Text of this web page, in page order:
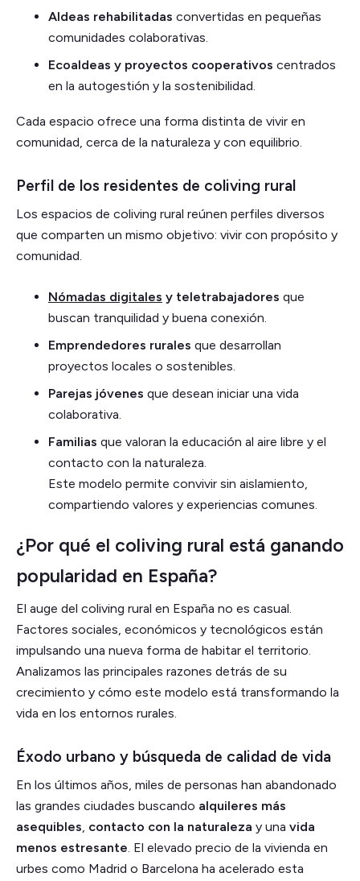
Aldeas rehabilitadas convertidas en pequeñas
comunidades colaborativas.
Ecoaldeas y proyectos cooperativos centrados
en la autogestión y la sostenibilidad.
Cada espacio ofrece una forma distinta de vivir en
comunidad, cerca de la naturaleza y con equilibrio.
Perfil de los residentes de coliving rural
Los espacios de coliving rural reúnen perfiles diversos
que comparten un mismo objetivo: vivir con propósito y
comunidad.
Nómadas digitales y teletrabajadores que
buscan tranquilidad y buena conexión.
Emprendedores rurales que desarrollan
proyectos locales o sostenibles.
Parejas jóvenes que desean iniciar una vida
colaborativa.
Familias que valoran la educación al aire libre y el
contacto con la naturaleza.
Este modelo permite convivir sin aislamiento,
compartiendo valores y experiencias comunes.
¿Por qué el coliving rural está ganando
popularidad en España?
El auge del coliving rural en España no es casual.
Factores sociales, económicos y tecnológicos están
impulsando una nueva forma de habitar el territorio.
Analizamos las principales razones detrás de su
crecimiento y cómo este modelo está transformando la
vida en los entornos rurales.
Éxodo urbano y búsqueda de calidad de vida
En los últimos años, miles de personas han abandonado
las grandes ciudades buscando alquileres más
asequibles, contacto con la naturaleza y una vida
menos estresante. El elevado precio de la vivienda en
urbes como Madrid o Barcelona ha acelerado esta